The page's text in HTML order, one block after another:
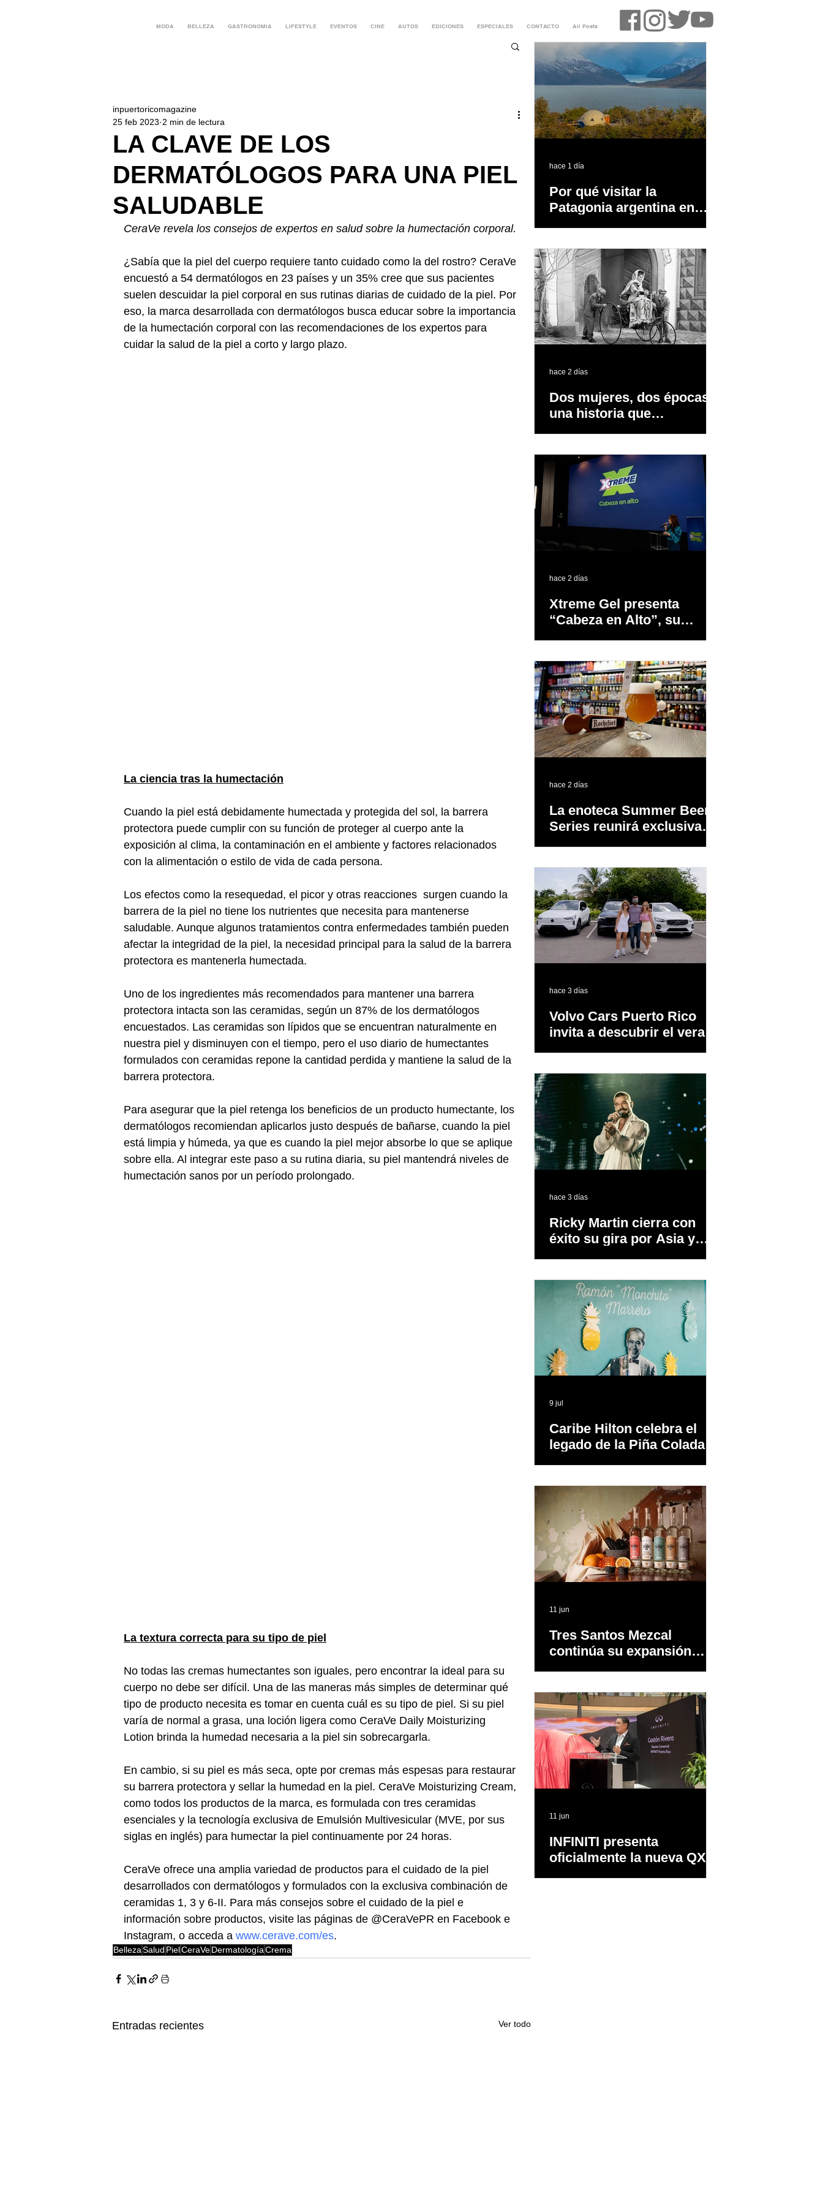
MODA BELLEZA GASTRONOMIA LIFESTYLE EVENTOS CINE AUTOS EDICIONES ESPECIALES CONTACTO All Posts
LA CLAVE DE LOS
DERMATÓLOGOS PARA UNA PIEL
SALUDABLE
inpuertoricomagazine
25 feb 2023 2 min de lectura
CeraVe revela los consejos de expertos en salud sobre la humectación corporal.
¿Sabía que la piel del cuerpo requiere tanto cuidado como la del rostro? CeraVe
encuestó a 54 dermatólogos en 23 países y un 35% cree que sus pacientes
suelen descuidar la piel corporal en sus rutinas diarias de cuidado de la piel. Por
eso, la marca desarrollada con dermatólogos busca educar sobre la importancia
de la humectación corporal con las recomendaciones de los expertos para
cuidar la salud de la piel a corto y largo plazo.
La ciencia tras la humectación
Cuando la piel está debidamente humectada y protegida del sol, la barrera
protectora puede cumplir con su función de proteger al cuerpo ante la
exposición al clima, la contaminación en el ambiente y factores relacionados
con la alimentación o estilo de vida de cada persona.
Los efectos como la resequedad, el picor y otras reacciones  surgen cuando la
barrera de la piel no tiene los nutrientes que necesita para mantenerse
saludable. Aunque algunos tratamientos contra enfermedades también pueden
afectar la integridad de la piel, la necesidad principal para la salud de la barrera
protectora es mantenerla humectada.
Uno de los ingredientes más recomendados para mantener una barrera
protectora intacta son las ceramidas, según un 87% de los dermatólogos
encuestados. Las ceramidas son lípidos que se encuentran naturalmente en
nuestra piel y disminuyen con el tiempo, pero el uso diario de humectantes
formulados con ceramidas repone la cantidad perdida y mantiene la salud de la
barrera protectora.
Para asegurar que la piel retenga los beneficios de un producto humectante, los
dermatólogos recomiendan aplicarlos justo después de bañarse, cuando la piel
está limpia y húmeda, ya que es cuando la piel mejor absorbe lo que se aplique
sobre ella. Al integrar este paso a su rutina diaria, su piel mantendrá niveles de
humectación sanos por un período prolongado.
La textura correcta para su tipo de piel
No todas las cremas humectantes son iguales, pero encontrar la ideal para su
cuerpo no debe ser difícil. Una de las maneras más simples de determinar qué
tipo de producto necesita es tomar en cuenta cuál es su tipo de piel. Si su piel
varía de normal a grasa, una loción ligera como CeraVe Daily Moisturizing
Lotion brinda la humedad necesaria a la piel sin sobrecargarla.
En cambio, si su piel es más seca, opte por cremas más espesas para restaurar
su barrera protectora y sellar la humedad en la piel. CeraVe Moisturizing Cream,
como todos los productos de la marca, es formulada con tres ceramidas
esenciales y la tecnología exclusiva de Emulsión Multivesicular (MVE, por sus
siglas en inglés) para humectar la piel continuamente por 24 horas.
CeraVe ofrece una amplia variedad de productos para el cuidado de la piel
desarrollados con dermatólogos y formulados con la exclusiva combinación de
ceramidas 1, 3 y 6-II. Para más consejos sobre el cuidado de la piel e
información sobre productos, visite las páginas de @CeraVePR en Facebook e
Instagram, o acceda a www.cerave.com/es.
BellezaSalud PielCeraVeDermatologíaCrema
Entradas recientes Ver todo
Por qué visitar la
Patagonia argentina en
hace 1 día
Dos mujeres, dos épocas y
una historia que
hace 2 días
Xtreme Gel presenta
“Cabeza en Alto”, su
producido completamente
en Puerto Rico
hace 2 días
La enoteca Summer Beer
Series reunirá exclusivas
público
hace 2 días
Volvo Cars Puerto Rico
invita a descubrir el verano
hace 3 días
Ricky Martin cierra con
éxito su gira por Asia y
hace 3 días
Caribe Hilton celebra el
legado de la Piña Colada,
9 jul
Tres Santos Mezcal
continúa su expansión
11 jun
INFINITI presenta
oficialmente la nueva QX65
11 jun